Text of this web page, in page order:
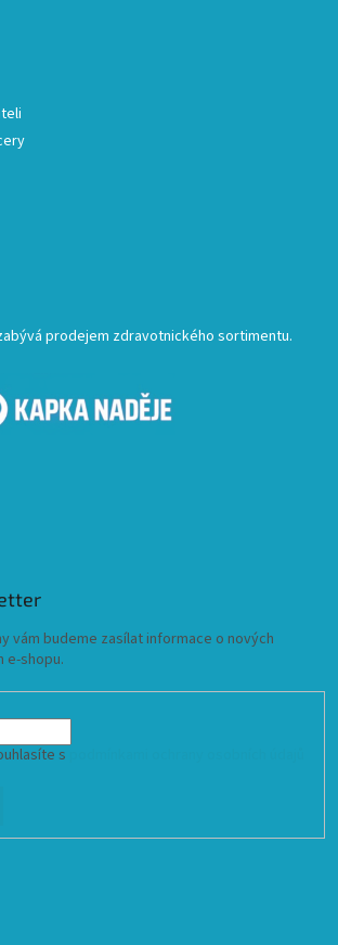
prodejem zdravotnického sortimentu.
vám budeme zasílat informace o nových
e-shopu.
s